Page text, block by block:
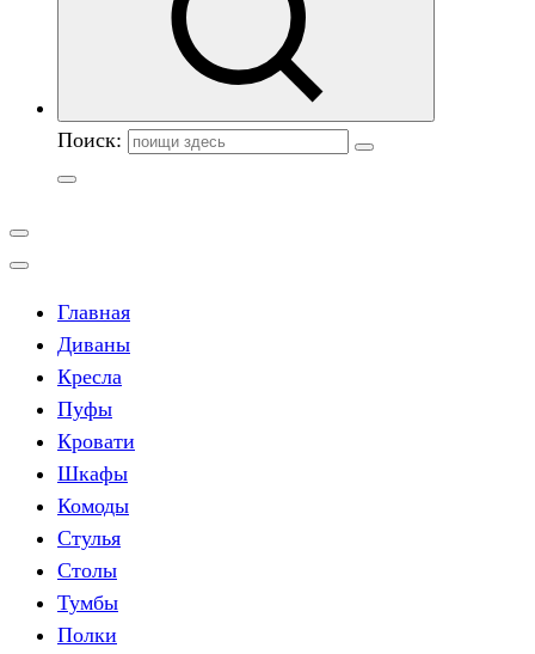
Поиск:
Главная
Диваны
Кресла
Пуфы
Кровати
Шкафы
Комоды
Стулья
Столы
Тумбы
Полки